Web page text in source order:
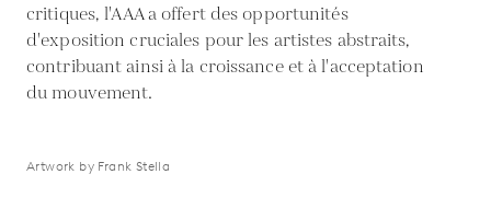
critiques, l'AAA a offert des opportunités
d'exposition cruciales pour les artistes abstraits,
contribuant ainsi à la croissance et à l'acceptation
du mouvement.
Artwork by Frank Stella